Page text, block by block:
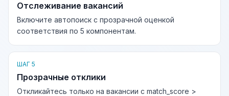
Отслеживание вакансий
Включите автопоиск с прозрачной оценкой
соответствия по 5 компонентам.
ШАГ 5
Прозрачные отклики
Откликайтесь только на вакансии с match_score >